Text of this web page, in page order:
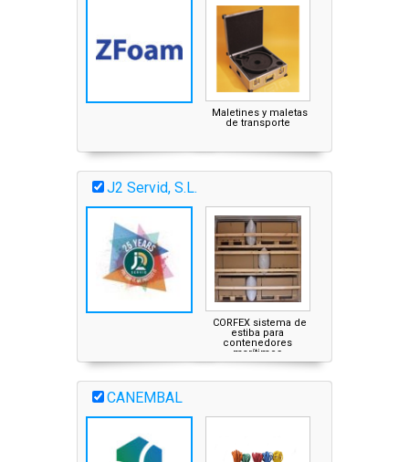
Maletines y maletas
de transporte
J2 Servid, S.L.
CORFEX sistema de
estiba para
contenedores
marítimos
CANEMBAL